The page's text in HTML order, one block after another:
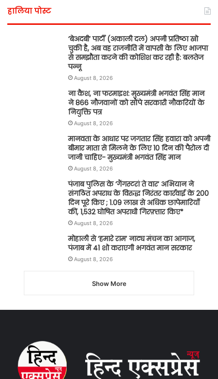
हालिया पोस्ट
‘बेअदबी’ पार्टी (अकाली दल) अपनी प्रतिष्ठा खो
चुकी है, अब वह राजनीति में वापसी के लिए भाजपा
से समझौता करने की कोशिश कर रही है: बलतेज
पन्नू
August 8, 2026
ना कैश, ना फरमाइश: मुख्यमंत्री भगवंत सिंह मान
ने 866 नौजवानों को सौंपे सरकारी नौकरियों के
नियुक्ति पत्र
August 8, 2026
मानवता के आधार पर जगतार सिंह हवारा को अपनी
बीमार माता से मिलने के लिए 10 दिन की पैरोल दी
जानी चाहिए- मुख्यमंत्री भगवंत सिंह मान
August 8, 2026
पंजाब पुलिस के ‘गैंगस्टरां ते वार’ अभियान ने
संगठित अपराध के विरुद्ध निरंतर कार्रवाई के 200
दिन पूरे किए ; 1.09 लाख से अधिक छापेमारियाँ
कीं, 1,532 घोषित अपराधी गिरफ़्तार किए*
August 8, 2026
मोहाली से ‘हमारे राम’ नाट्य मंचन का आगाज,
पंजाब में 41 शो कराएगी भगवंत मान सरकार
August 8, 2026
Show More